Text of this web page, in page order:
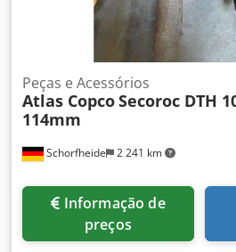
Schorfheide 2 241 km
Peças e Acessórios
Atlas CopcoSecoroc DTH
114mm
preços